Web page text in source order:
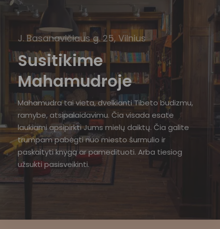
J. Basanavičiaus g. 25, Vilnius
Susitikime
Mahamudroje
Mahamudra tai vieta, dvelkianti Tibeto budizmu,
ramybe, atsipalaidavimu. Čia visada esate
laukiami apsipirkti Jums mielų daiktų. Čia galite
trumpam pabėgti nuo miesto šurmulio ir
paskaityti knygą ar pamedituoti. Arba tiesiog
užsukti pasisveikinti.